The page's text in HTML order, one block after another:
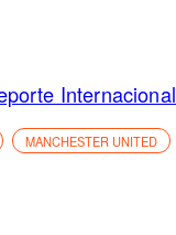
Internacional
MANCHESTER UNITED